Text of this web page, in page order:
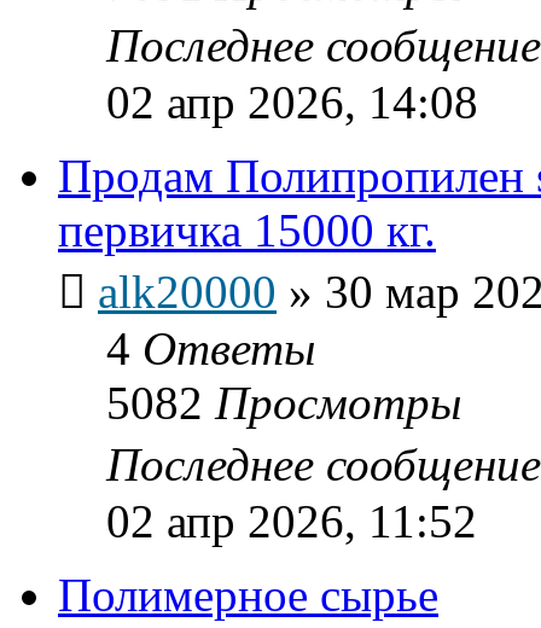
Последнее
02 апр 2026, 14:08
Продам Полипропилен
первичка 15000 кг.
alk20000 » 30 мар
4 Ответы
5082 Просмотры
Последнее
02 апр 2026, 11:52
Полимерное сырье